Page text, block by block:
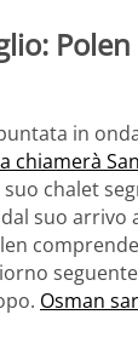
in
chiamerà
chalet
suo arrivo
Osman